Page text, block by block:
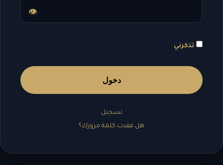
👁
تذكرني
دخول
تسجيل
هل فقدت كلمة مرورك؟